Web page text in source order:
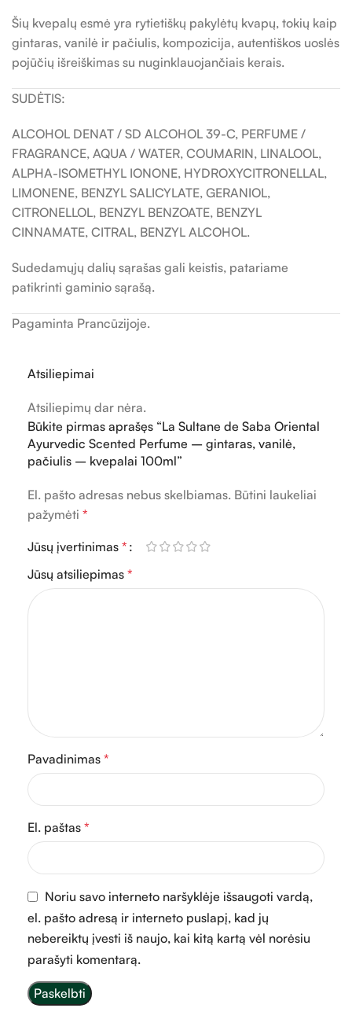
Šių kvepalų esmė yra rytietiškų pakylėtų kvapų, tokių kaip
gintaras, vanilė ir pačiulis, kompozicija, autentiškos uoslės
pojūčių išreiškimas su nuginklauojančiais kerais.
SUDĖTIS:
ALCOHOL DENAT / SD ALCOHOL 39-C, PERFUME /
FRAGRANCE, AQUA / WATER, COUMARIN, LINALOOL,
ALPHA-ISOMETHYL IONONE, HYDROXYCITRONELLAL,
LIMONENE, BENZYL SALICYLATE, GERANIOL,
CITRONELLOL, BENZYL BENZOATE, BENZYL
CINNAMATE, CITRAL, BENZYL ALCOHOL.
Sudedamųjų dalių sąrašas gali keistis, patariame
patikrinti gaminio sąrašą.
Pagaminta Prancūzijoje.
Atsiliepimai
Atsiliepimų dar nėra.
Būkite pirmas aprašęs “La Sultane de Saba Oriental
Ayurvedic Scented Perfume – gintaras, vanilė,
pačiulis – kvepalai 100ml”
El. pašto adresas nebus skelbiamas. Būtini laukeliai
pažymėti *
Jūsų įvertinimas *
Jūsų atsiliepimas *
Pavadinimas *
El. paštas *
Noriu savo interneto naršyklėje išsaugoti vardą,
el. pašto adresą ir interneto puslapį, kad jų
nebereiktų įvesti iš naujo, kai kitą kartą vėl norėsiu
parašyti komentarą.